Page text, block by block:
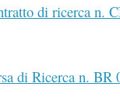
di ricerca n.
di Ricerca n.